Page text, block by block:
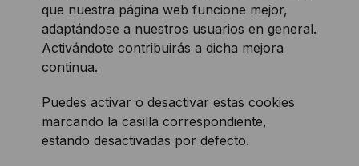
que nuestra página web funcione mejor,
adaptándose a nuestros usuarios en general.
Activándote contribuirás a dicha mejora
continua.
Puedes activar o desactivar estas cookies
marcando la casilla correspondiente,
estando desactivadas por defecto.